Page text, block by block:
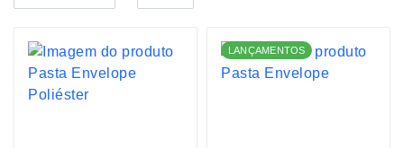
LANÇAMENTOS